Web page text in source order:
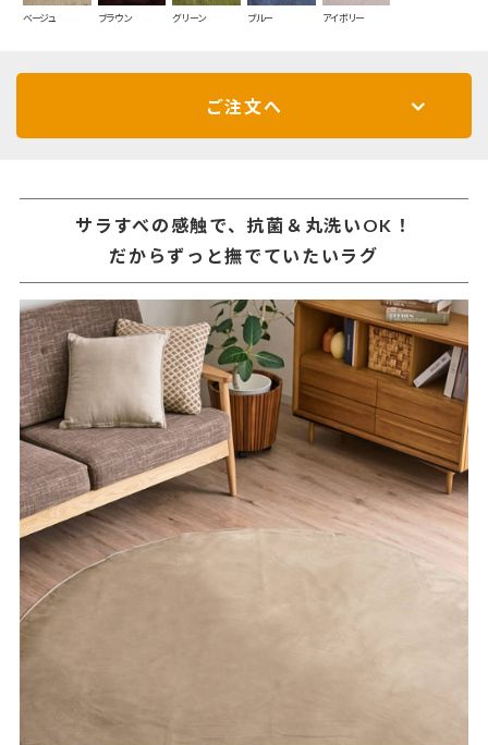
ベージュ ブラウン グリーン ブルー アイボリー
ご注文へ
サラすべの感触で、抗菌＆丸洗いOK！
だからずっと撫でていたいラグ